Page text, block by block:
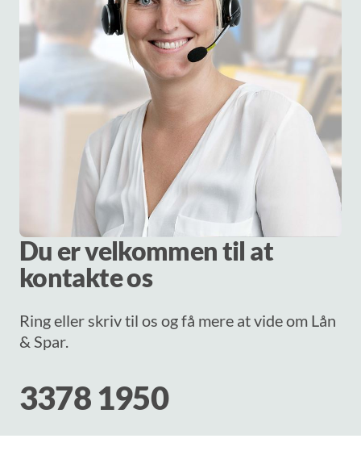
Du er velkommen til at
kontakte os
Ring eller skriv til os og få mere at vide om Lån
& Spar.
3378 1950